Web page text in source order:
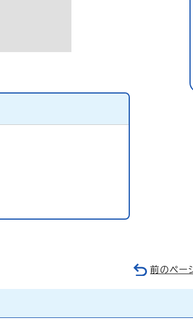
前のペー